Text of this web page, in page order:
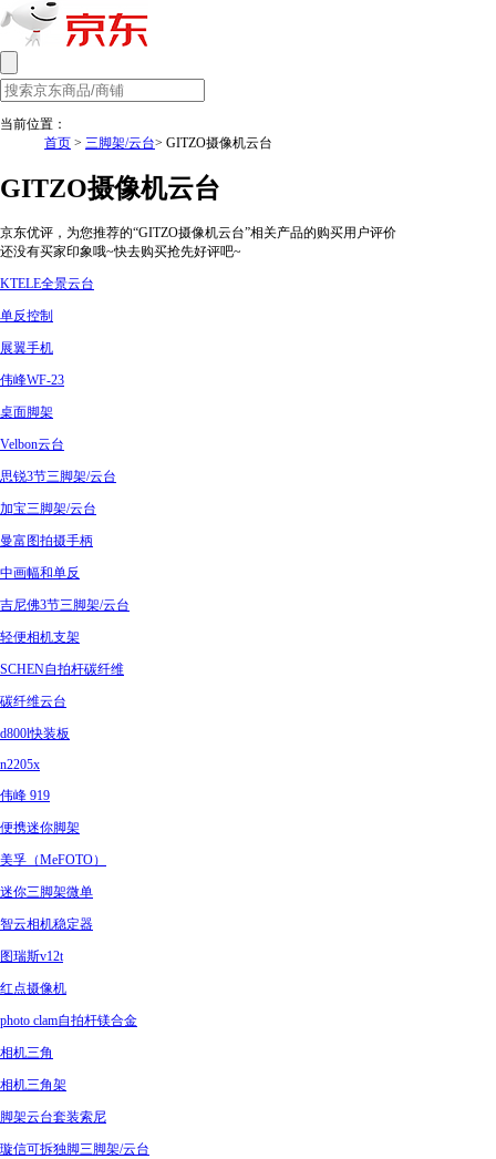
当前位置：
首页 > 三脚架/云台> GITZO摄像机云台
GITZO摄像机云台
京东优评，为您推荐的“GITZO摄像机云台”相关产品的购买用户评价
还没有买家印象哦~快去购买抢先好评吧~
KTELE全景云台
单反控制
展翼手机
伟峰WF-23
桌面脚架
Velbon云台
思锐3节三脚架/云台
加宝三脚架/云台
曼富图拍摄手柄
中画幅和单反
吉尼佛3节三脚架/云台
轻便相机支架
SCHEN自拍杆碳纤维
碳纤维云台
d800l快装板
n2205x
伟峰 919
便携迷你脚架
美孚（MeFOTO）
迷你三脚架微单
智云相机稳定器
图瑞斯v12t
红点摄像机
photo clam自拍杆镁合金
相机三角
相机三角架
脚架云台套装索尼
璇信可拆独脚三脚架/云台